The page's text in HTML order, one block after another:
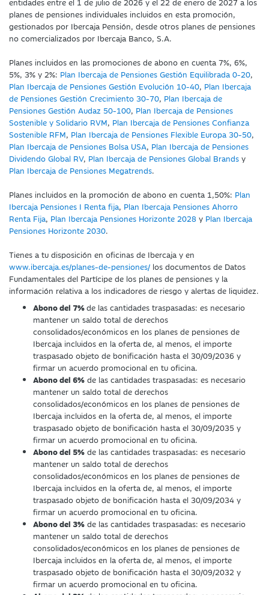
planes de pensiones individuales incluidos en esta promoción,
gestionados por Ibercaja Pensión, desde otros planes de pensiones
no comercializados por Ibercaja Banco, S.A.
Planes incluidos en las promociones de abono en cuenta 7%, 6%,
5%, 3% y 2%: Plan Ibercaja de Pensiones Gestión Equilibrada 0-20,
Plan Ibercaja de Pensiones Gestión Evolución 10-40, Plan Ibercaja
de Pensiones Gestión Crecimiento 30-70, Plan Ibercaja de
Pensiones Gestión Audaz 50-100, Plan Ibercaja de Pensiones
Sostenible y Solidario RVM, Plan Ibercaja de Pensiones Confianza
Sostenible RFM, Plan Ibercaja de Pensiones Flexible Europa 30-50,
Plan Ibercaja de Pensiones Bolsa USA, Plan Ibercaja de Pensiones
Dividendo Global RV, Plan Ibercaja de Pensiones Global Brands y
Plan Ibercaja de Pensiones Megatrends.
Planes incluidos en la promoción de abono en cuenta 1,50%: Plan
Ibercaja Pensiones I Renta fija, Plan Ibercaja Pensiones Ahorro
Renta Fija, Plan Ibercaja Pensiones Horizonte 2028 y Plan Ibercaja
Pensiones Horizonte 2030.
Tienes a tu disposición en oficinas de Ibercaja y en
www.ibercaja.es/planes-de-pensiones/ los documentos de Datos
Fundamentales del Partícipe de los planes de pensiones y la
información relativa a los indicadores de riesgo y alertas de liquidez.
Abono del 7%de las cantidades traspasadas: es necesario
mantener un saldo total de derechos
consolidados/económicos en los planes de pensiones de
Ibercaja incluidos en la oferta de, al menos, el importe
traspasado objeto de bonificación hasta el 30/09/2036 y
firmar un acuerdo promocional en tu oficina.
Abono del 6% de las cantidades traspasadas: es necesario
mantener un saldo total de derechos
consolidados/económicos en los planes de pensiones de
Ibercaja incluidos en la oferta de, al menos, el importe
traspasado objeto de bonificación hasta el 30/09/2035 y
firmar un acuerdo promocional en tu oficina.
Abono del 5% de las cantidades traspasadas: es necesario
mantener un saldo total de derechos
consolidados/económicos en los planes de pensiones de
Ibercaja incluidos en la oferta de, al menos, el importe
traspasado objeto de bonificación hasta el 30/09/2034 y
firmar un acuerdo promocional en tu oficina.
Abono del 3% de las cantidades traspasadas: es necesario
mantener un saldo total de derechos
consolidados/económicos en los planes de pensiones de
Ibercaja incluidos en la oferta de, al menos, el importe
traspasado objeto de bonificación hasta el 30/09/2032 y
firmar un acuerdo promocional en tu oficina.